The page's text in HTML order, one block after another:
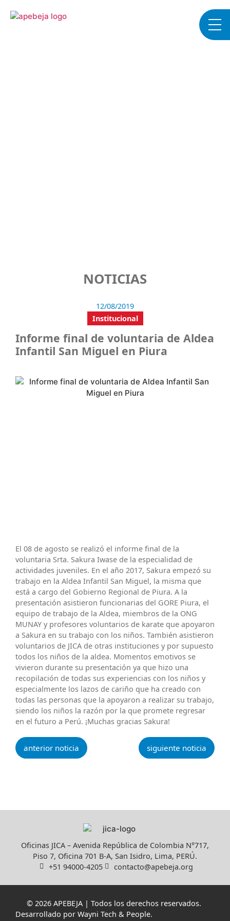
NOTICIAS
12/08/2019
Institucional
Informe final de voluntaria de Aldea
Infantil San Miguel en Piura
El 08 de agosto se realizó el informe final de la
voluntaria Srta. Sakura Iwase de la especialidad de
actividades juveniles. En el año 2017, Sakura empezó su
trabajo en la Aldea Infantil San Miguel, la misma que
está a cargo del Gobierno Regional de Piura. A la
presentación asistieron funcionarias del GORE Piura, el
equipo de trabajo de la Aldea, miembros de la ONG
MUNAY y profesores voluntarios de karate que apoyaron
a Sakura en su trabajo con los niños. También asistieron
voluntarios de JICA de otras instituciones y por supuesto
todos los niños de la aldea. Momentos emotivos se
vivieron durante su presentación ya que hizo una
recopilación de todas sus experiencias con los niños y
especialmente los lazos de cariño que ha creado con
todas las personas que la apoyaron a realizar su trabajo,
siendo los niños la razón por la que promete regresar
en el futuro a Perú. ¡Muchas gracias Sakura!
anterior noticia siguiente noticia
Oficinas JICA – Avenida República de Colombia N°717,
Piso 7, Oficina 701 B-A, San Isidro, Lima, PERÚ.
+51 94000-4205
contacto@apebeja.org
© 2026 APEBEJA | Todos los derechos reservados.
Desarrollado por Wayni Tech & People.